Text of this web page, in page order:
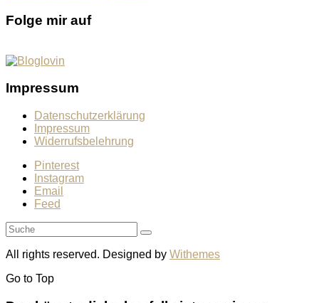
Folge mir auf
Impressum
Datenschutzerklärung
Impressum
Widerrufsbelehrung
Pinterest
Instagram
Email
Feed
All rights reserved. Designed by Withemes
Go to Top